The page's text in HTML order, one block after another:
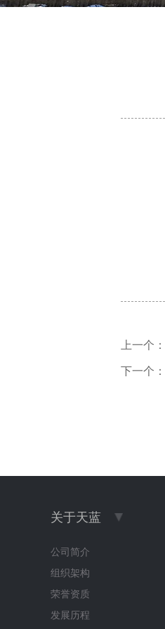
上一个：
下一个：
关于天蓝
公司简介
组织架构
荣誉资质
发展历程